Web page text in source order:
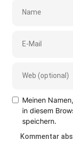
Meinen
in diesem
speichern.